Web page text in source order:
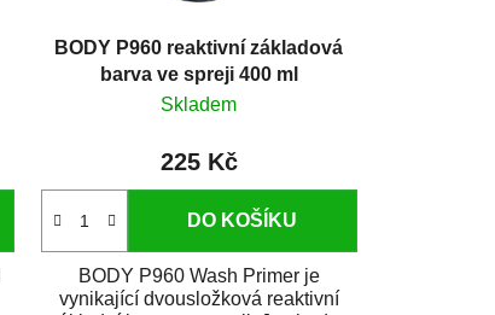
BODY P960 reaktivní základová
barva ve spreji 400 ml
Skladem
225 Kč
DO KOŠÍKU
BODY P960 Wash Primer je
vynikající dvousložková reaktivní